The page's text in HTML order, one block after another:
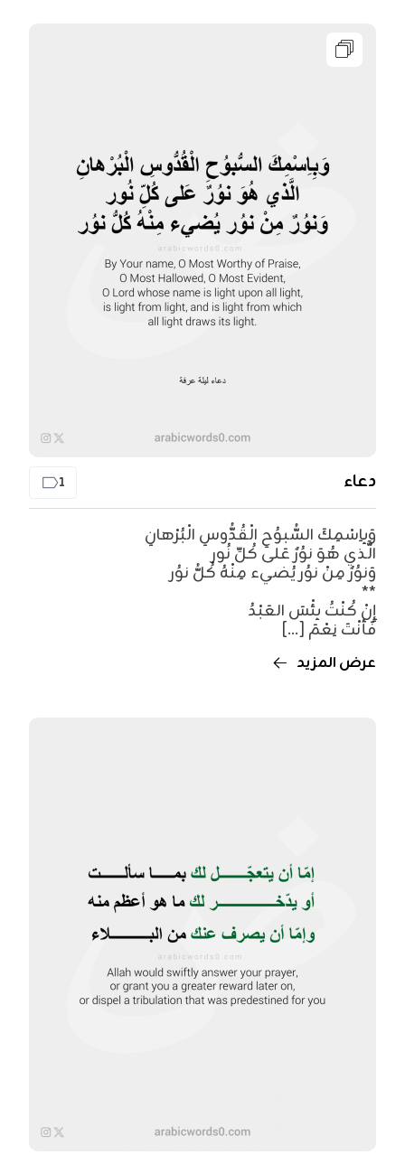
دعاء 1
وَبِاِسْمِكَ السُّبوُحِ الْقُدُّوسِ الْبُرْهانِ
الَّذي هُوَ نوُرٌ عَلى كُلِّ نُور
وَنوُرٌ مِنْ نوُر يُضيء مِنْهُ كُلُّ نوُر
**
إِنْ كُنْتُ بِئْسَ العَبْدُ
فَأنْتَ نِعْمَ [...]
عرض المزيد